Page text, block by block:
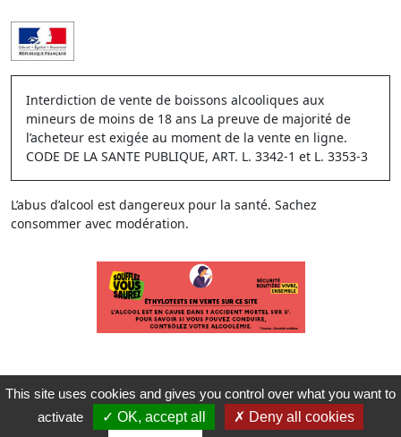
Interdiction de vente de boissons alcooliques aux
mineurs de moins de 18 ans La preuve de majorité de
l’acheteur est exigée au moment de la vente en ligne.
CODE DE LA SANTE PUBLIQUE, ART. L. 3342-1 et L. 3353-3
L’abus d’alcool est dangereux pour la santé. Sachez
consommer avec modération.
This site uses cookies and gives you control over what you want to
activate
OK, accept all
Deny all cookies